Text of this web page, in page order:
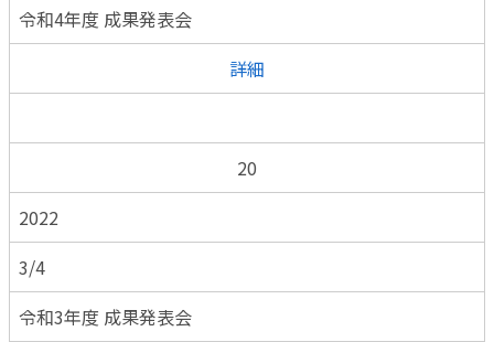
令和4年度 成果発表会
詳細
20
2022
3/4
令和3年度 成果発表会